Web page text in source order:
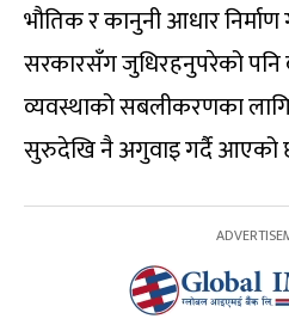
भौतिक र कानुनी आधार
सरकारसँग जुधिरहनुपरेको पनि
व्यवस्थाको सबलीकरणका
सुरुदेखि नै अगुवाइ गर्दै आएको